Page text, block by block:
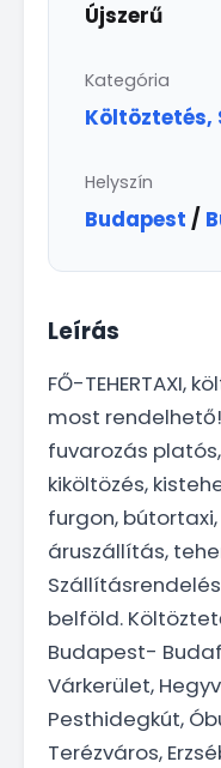
Újszerű
Kategória
Költöztetés,
Helyszín
Budapest /
Leírás
FŐ-TEHERTAXI,
most
fuvarozás
kiköltözés,
furgon,
áruszállítás,
belföld.
Budapest-
Várkerület,
Pesthidegkút,
Terézváros,